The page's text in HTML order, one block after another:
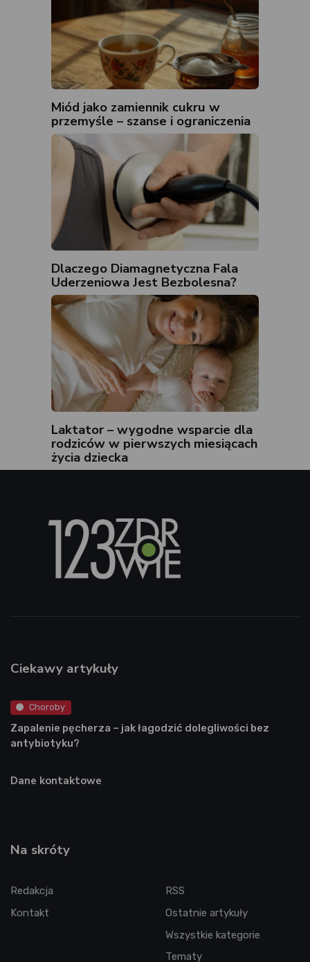
Miód jako zamiennik cukru w
przemyśle – szanse i ograniczenia
Dlaczego Diamagnetyczna Fala
Uderzeniowa Jest Bezbolesna?
Laktator – wygodne wsparcie dla
rodziców w pierwszych miesiącach
życia dziecka
Ciekawy artykuły
Choroby
Zapalenie pęcherza – jak łagodzić dolegliwości bez
antybiotyku?
Dane kontaktowe
Na skróty
Redakcja
Kontakt
RSS
Ostatnie artykuły
Wszystkie kategorie
Tematy